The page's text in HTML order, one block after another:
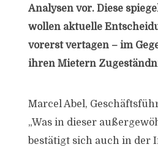
Analysen vor. Diese
wollen aktuelle
vorerst vertagen – im
ihren Mietern
Marcel Abel,
„Was in dieser
bestätigt sich auch in der